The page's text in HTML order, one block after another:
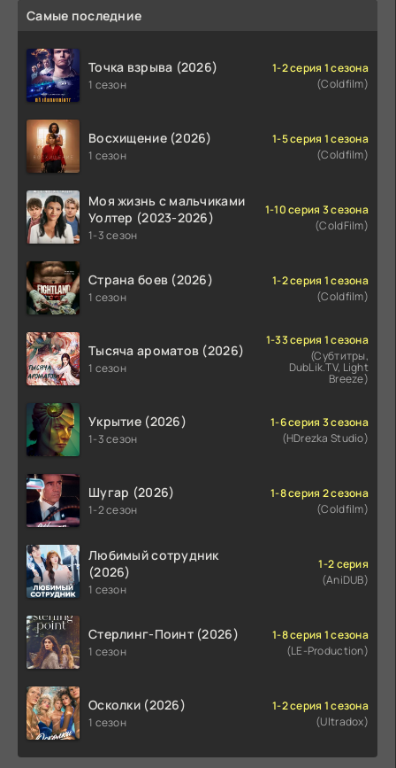
Самые последние
Точка взрыва (2026)
1 сезон
1-2 серия 1 сезона
(Coldfilm)
Восхищение (2026)
1 сезон
1-5 серия 1 сезона
(Coldfilm)
Моя жизнь с мальчиками
Уолтер (2023-2026)
1-3 сезон
1-10 серия 3 сезона
(ColdFilm)
Страна боев (2026)
1 сезон
1-2 серия 1 сезона
(Coldfilm)
Тысяча ароматов (2026)
1 сезон
1-33 серия 1 сезона
(Субтитры,
DubLik.TV, Light
Breeze)
Укрытие (2026)
1-3 сезон
1-6 серия 3 сезона
(HDrezka Studio)
Шугар (2026)
1-2 сезон
1-8 серия 2 сезона
(Coldfilm)
Любимый сотрудник
(2026)
1 сезон
1-2 серия
(AniDUB)
Стерлинг-Поинт (2026)
1 сезон
1-8 серия 1 сезона
(LE-Production)
Осколки (2026)
1 сезон
1-2 серия 1 сезона
(Ultradox)